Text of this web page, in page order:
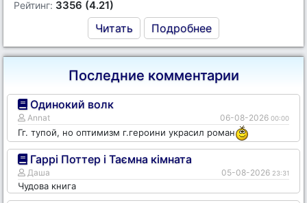
Рейтинг: 3356 (4.21)
Читать Подробнее
Последние комментарии
Одинокий волк
Annat 06-08-2026 00:00
Гг. тупой, но оптимизм г.героини украсил роман
Гаррі Поттер і Таємна кімната
Даша 05-08-2026 23:31
Чудова книга